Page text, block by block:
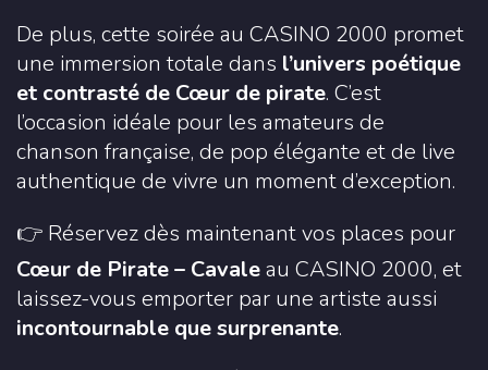
De plus, cette soirée au CASINO 2000 promet
une immersion totale dans l’univers poétique
et contrasté de Cœur de pirate. C’est
l’occasion idéale pour les amateurs de
chanson française, de pop élégante et de live
authentique de vivre un moment d’exception.
👉 Réservez dès maintenant vos places pour
Cœur de Pirate – Cavaleau CASINO 2000, et
laissez-vous emporter par une artiste aussi
incontournable que surprenante.